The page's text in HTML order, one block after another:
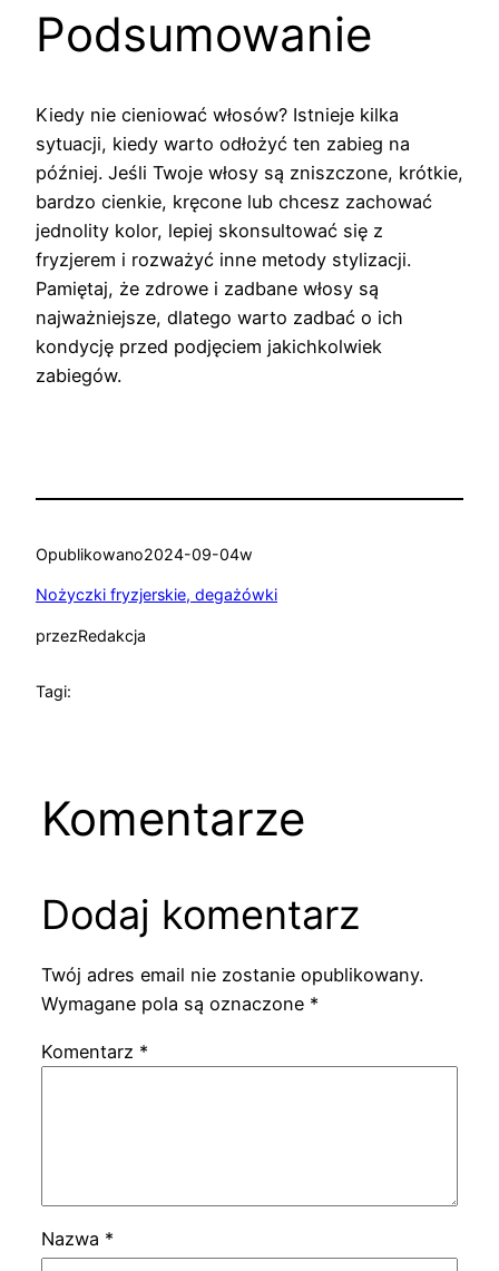
Podsumowanie
Kiedy nie cieniować włosów? Istnieje kilka
sytuacji, kiedy warto odłożyć ten zabieg na
później. Jeśli Twoje włosy są zniszczone, krótkie,
bardzo cienkie, kręcone lub chcesz zachować
jednolity kolor, lepiej skonsultować się z
fryzjerem i rozważyć inne metody stylizacji.
Pamiętaj, że zdrowe i zadbane włosy są
najważniejsze, dlatego warto zadbać o ich
kondycję przed podjęciem jakichkolwiek
zabiegów.
Opublikowano2024-09-04w
Nożyczki fryzjerskie, degażówki
przezRedakcja
Tagi:
Komentarze
Dodaj komentarz
Twój adres email nie zostanie opublikowany.
Wymagane pola są oznaczone *
Komentarz *
Nazwa *